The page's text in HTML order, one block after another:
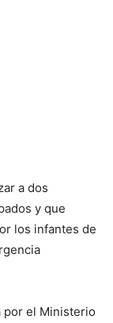
a dos
y que
los infantes de
por el Ministerio